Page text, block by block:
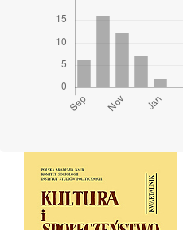
Cover image